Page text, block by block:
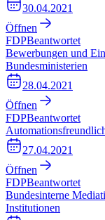
30.04.2021
Öffnen
FDPBeantwortet
Bewerbungen und
Bundesministerien
28.04.2021
Öffnen
FDPBeantwortet
27.04.2021
Öffnen
FDPBeantwortet
Bundesinterne
Institutionen